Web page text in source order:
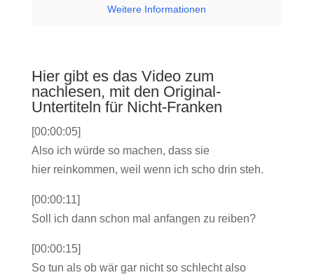
Weitere Informationen
Hier gibt es das Video zum
nachlesen, mit den Original-
Untertiteln für Nicht-Franken
[00:00:05]
Also ich würde so machen, dass sie
hier reinkommen, weil wenn ich scho drin steh.
[00:00:11]
Soll ich dann schon mal anfangen zu reiben?
[00:00:15]
So tun als ob wär gar nicht so schlecht also